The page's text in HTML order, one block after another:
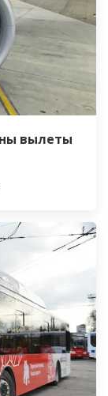
вылеты